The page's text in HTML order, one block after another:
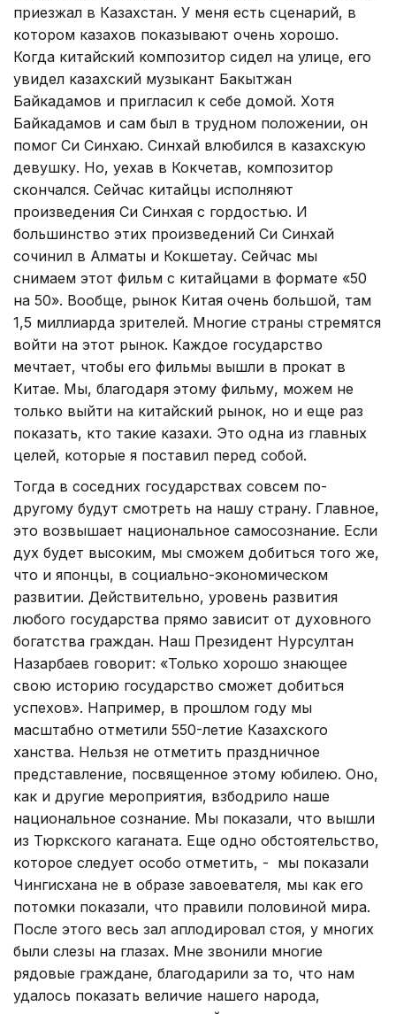
приезжал в Казахстан. У меня есть сценарий, в
котором казахов показывают очень хорошо.
Когда китайский композитор сидел на улице, его
увидел казахский музыкант Бакытжан
Байкадамов и пригласил к себе домой. Хотя
Байкадамов и сам был в трудном положении, он
помог Си Синхаю. Синхай влюбился в казахскую
девушку. Но, уехав в Кокчетав, композитор
скончался. Сейчас китайцы исполняют
произведения Си Синхая с гордостью. И
большинство этих произведений Си Синхай
сочинил в Алматы и Кокшетау. Сейчас мы
снимаем этот фильм с китайцами в формате «50
на 50». Вообще, рынок Китая очень большой, там
1,5 миллиарда зрителей. Многие страны стремятся
войти на этот рынок. Каждое государство
мечтает, чтобы его фильмы вышли в прокат в
Китае. Мы, благодаря этому фильму, можем не
только выйти на китайский рынок, но и еще раз
показать, кто такие казахи. Это одна из главных
целей, которые я поставил перед собой.
Тогда в соседних государствах совсем по-
другому будут смотреть на нашу страну. Главное,
это возвышает национальное самосознание. Если
дух будет высоким, мы сможем добиться того же,
что и японцы, в социально-экономическом
развитии. Действительно, уровень развития
любого государства прямо зависит от духовного
богатства граждан. Наш Президент Нурсултан
Назарбаев говорит: «Только хорошо знающее
свою историю государство сможет добиться
успехов». Например, в прошлом году мы
масштабно отметили 550-летие Казахского
ханства. Нельзя не отметить праздничное
представление, посвященное этому юбилею. Оно,
как и другие мероприятия, взбодрило наше
национальное сознание. Мы показали, что вышли
из Тюркского каганата. Еще одно обстоятельство,
которое следует особо отметить, - мы показали
Чингисхана не в образе завоевателя, мы как его
потомки показали, что правили половиной мира.
После этого весь зал аплодировал стоя, у многих
были слезы на глазах. Мне звонили многие
рядовые граждане, благодарили за то, что нам
удалось показать величие нашего народа,